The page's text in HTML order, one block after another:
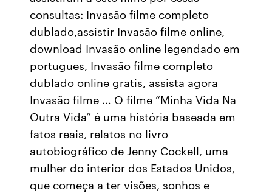
consultas: Invasão filme completo
dublado,assistir Invasão filme online,
download Invasão online legendado em
portugues, Invasão filme completo
dublado online gratis, assista agora
Invasão filme … O filme “Minha Vida Na
Outra Vida” é uma história baseada em
fatos reais, relatos no livro
autobiográfico de Jenny Cockell, uma
mulher do interior dos Estados Unidos,
que começa a ter visões, sonhos e